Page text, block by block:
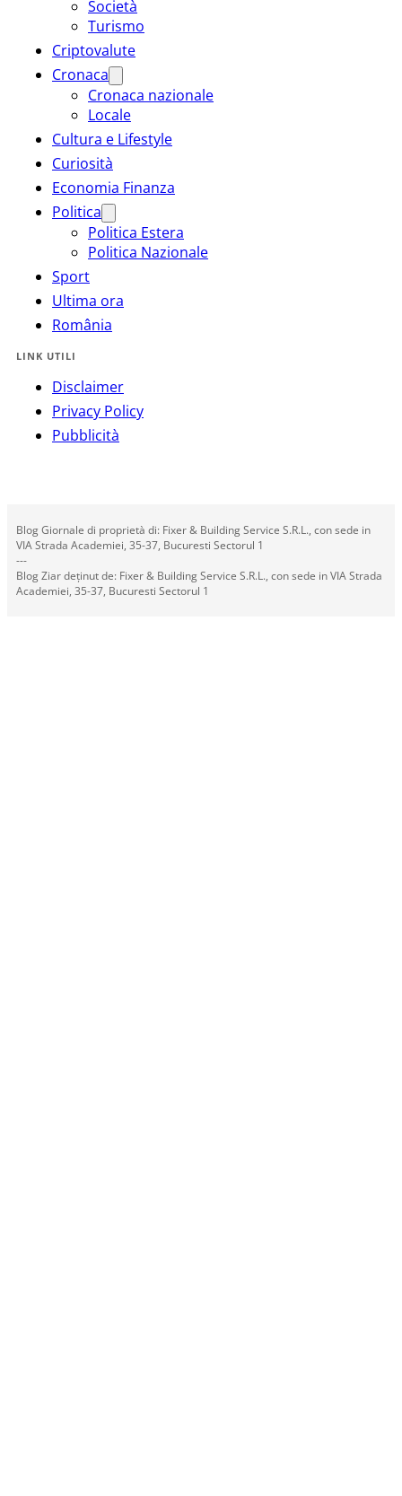
Società
Turismo
Criptovalute
Cronaca
Cronaca nazionale
Locale
Cultura e Lifestyle
Curiosità
Economia Finanza
Politica
Politica Estera
Politica Nazionale
Sport
Ultima ora
România
LINK UTILI
Disclaimer
Privacy Policy
Pubblicità
Blog Giornale di proprietà di: Fixer & Building Service S.R.L., con sede in
VIA Strada Academiei, 35-37, Bucuresti Sectorul 1
---
Blog Ziar deținut de: Fixer & Building Service S.R.L., con sede in VIA Strada
Academiei, 35-37, Bucuresti Sectorul 1